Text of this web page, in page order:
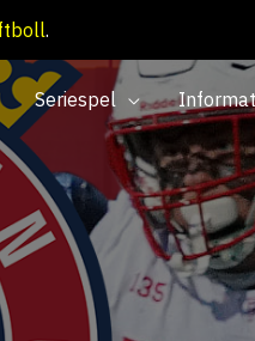
.
Seriespel